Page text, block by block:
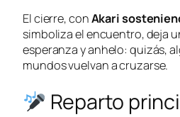
El cierre, conAkari
simboliza el encuentro, deja
esperanza y anhelo: quizás,
mundos vuelvan a cruzarse.
Reparto